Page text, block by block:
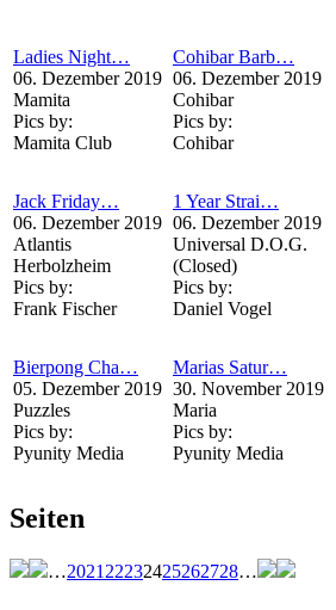
Ladies Night…
06. Dezember 2019
Mamita
Pics by:
Mamita Club
Cohibar Barb…
06. Dezember 2019
Cohibar
Pics by:
Cohibar
Jack Friday…
06. Dezember 2019
Atlantis
Herbolzheim
Pics by:
Frank Fischer
1 Year Strai…
06. Dezember 2019
Universal D.O.G.
(Closed)
Pics by:
Daniel Vogel
Bierpong Cha…
05. Dezember 2019
Puzzles
Pics by:
Pyunity Media
Marias Satur…
30. November 2019
Maria
Pics by:
Pyunity Media
Seiten
…2021 22232425262728…